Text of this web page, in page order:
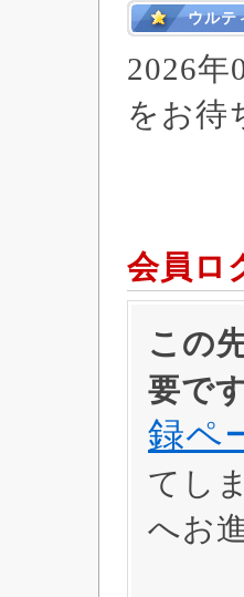
ウルテ
2026年
をお待
会員ロ
この
要です
録ペ
てし
へお